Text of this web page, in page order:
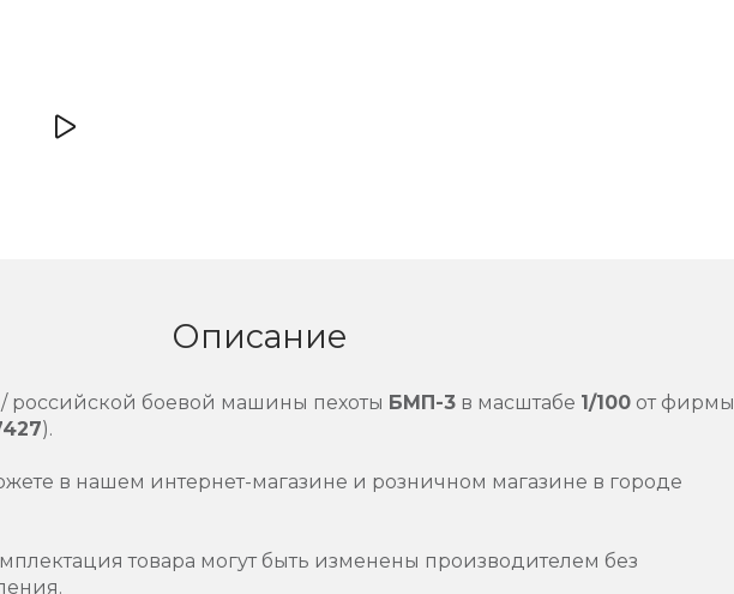
Описание
российской боевой машины пехоты БМП-3 в масштабе 1/100 от фирмы
).
в нашем интернет-магазине и розничном магазине в городе
товара могут быть изменены производителем без